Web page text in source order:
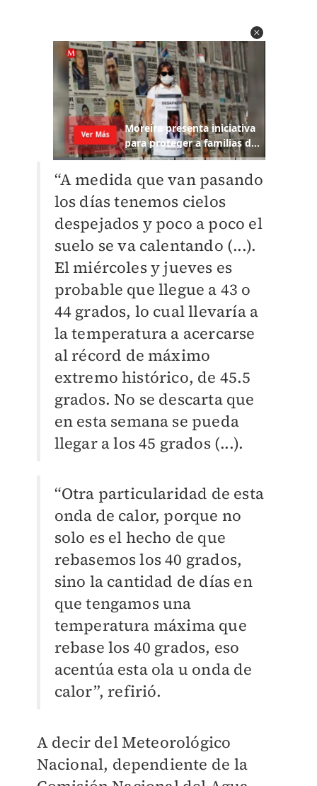
“A medida que van pasando
los días tenemos cielos
despejados y poco a poco el
suelo se va calentando (...).
El miércoles y jueves es
probable que llegue a 43 o
44 grados, lo cual llevaría a
la temperatura a acercarse
al récord de máximo
extremo histórico, de 45.5
grados. No se descarta que
en esta semana se pueda
llegar a los 45 grados (...).
“Otra particularidad de esta
onda de calor, porque no
solo es el hecho de que
rebasemos los 40 grados,
sino la cantidad de días en
que tengamos una
temperatura máxima que
rebase los 40 grados, eso
acentúa esta ola u onda de
calor”, refirió.
A decir del Meteorológico
Nacional, dependiente de la